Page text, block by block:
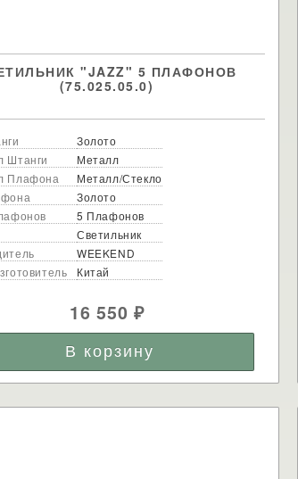
"JAZZ" 5 ПЛАФОНОВ
(75.025.05.0)
Золото
Штанги
Металл
Плафона
Металл/Стекло
Золото
5 Плафонов
Светильник
WEEKEND
Китай
16 550₽